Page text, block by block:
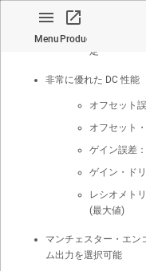
MenuProduct
No matches found.
高い差動入
内蔵の
定
非常に優れた DC 性能
オフセット
オフセット
ゲイン誤差
ゲイン・ド
レシオメト
(最大値)
マンチェスター・エン
ム出力を選択可能